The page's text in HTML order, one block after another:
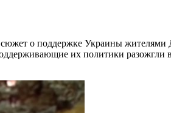
о поддержке Украины жителями
их политики